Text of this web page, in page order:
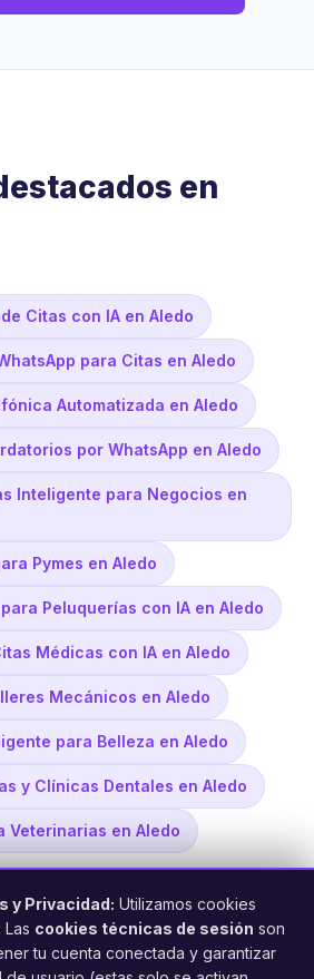
en
Citas con IA en Aledo
para Citas en Aledo
Automatizada en Aledo
por WhatsApp en Aledo
Inteligente para Negocios en
Pymes en Aledo
Peluquerías con IA en Aledo
Médicas con IA en Aledo
Mecánicos en Aledo
para Belleza en Aledo
y Clínicas Dentales en Aledo
Veterinarias en Aledo
y Privacidad: Utilizamos cookies
cookies técnicas de sesión son
tu cuenta conectada y garantizar